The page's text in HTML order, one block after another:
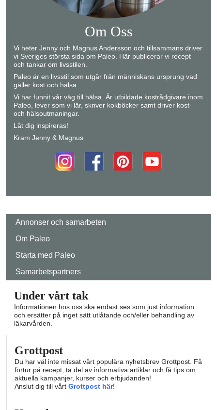
Om Oss
Vi heter Jenny och Magnus Andersson och tillsammans driver
vi Sveriges största sida om Paleo. Här publicerar vi recept
och tankar om livsstilen.
Paleo är en livsstil som utgår från människans ursprung vad
gäller kost och hälsa.
Vi har funnit vår väg till hälsa. Är utbildade kostrådgivare inom
Paleo, lever som vi lär, skriver kokböcker samt driver kost-
och hälsoutmaningar.
Låt dig inspireras!
Kram Jenny & Magnus
Annonser och samarbeten
Om Paleo
Starta med Paleo
Samarbetspartners
Under vårt tak
Informationen hos oss ska endast ses som just information
och ersätter på inget sätt utlåtande och/eller behandling av
läkarvården.
Grottpost
Du har väl inte missat vårt populära nyhetsbrev Grottpost. Få
förtur på recept, ta del av informativa artiklar och få tips om
aktuella kampanjer, kurser och erbjudanden!
Anslut dig till vårt Grottpost här!